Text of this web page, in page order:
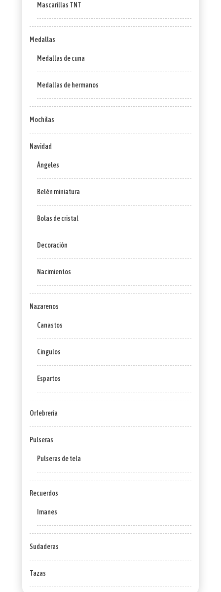
Mascarillas TNT
Medallas
Medallas de cuna
Medallas de hermanos
Mochilas
Navidad
Ángeles
Belén miniatura
Bolas de cristal
Decoración
Nacimientos
Nazarenos
Canastos
Cingulos
Espartos
Orfebrería
Pulseras
Pulseras de tela
Recuerdos
Imanes
Sudaderas
Tazas